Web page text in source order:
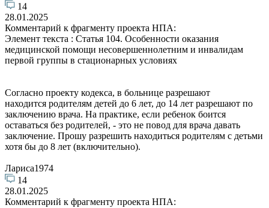
14
28.01.2025
Комментарий к фрагменту проекта НПА:
Элемент текста : Статья 104. Особенности оказания
медицинской помощи несовершеннолетним и инвалидам
первой группы в стационарных условиях
Согласно проекту кодекса, в больнице разрешают
находится родителям детей до 6 лет, до 14 лет разрешают по
заключению врача. На практике, если ребенок боится
оставаться без родителей, - это не повод для врача давать
заключение. Прошу разрешить находиться родителям с детьми
хотя бы до 8 лет (включительно).
Лариса1974
14
28.01.2025
Комментарий к фрагменту проекта НПА: